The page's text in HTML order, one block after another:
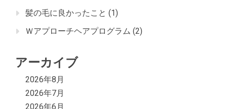
髪の毛に良かったこと (1)
Ｗアプローチヘアプログラム (2)
アーカイブ
2026年8月
2026年7月
2026年6月